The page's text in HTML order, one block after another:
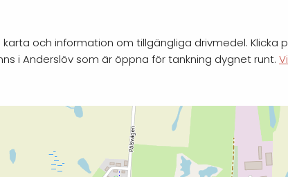
och information om tillgängliga drivmedel. Klicka
i Anderslöv som är öppna för tankning dygnet runt.